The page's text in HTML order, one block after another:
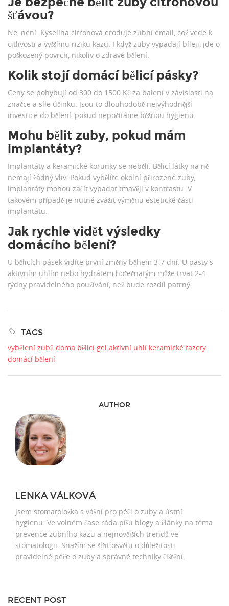
šťávou?
Ne, není. Kyselina citronová eroduje zubní email, což vede k
citlivosti a vyššímu riziku kazu. I když zuby vypadají bíleji, jde o
poškozený povrch, nikoliv o zdravé bělení.
Kolik stojí domácí bělicí pásky?
Ceny se pohybují od 300 do 1500 Kč za balení v závislosti na
značce a síle účinku. Jsou to dlouhodobě nejvýhodnější
investice do bělení, pokud nepočítáme běžnou hygienu.
Mohu bělit zuby, pokud mám
implantáty?
Implantáty a keramické korunky se nebělí. Bělicí látky na ně
nemají žádný vliv. Pokud vybělíte okolní přirozené zuby,
implantáty mohou začít vypadat tmavěji v kontrastu. V
takovém případě je nutné zvážit výměnu estetické části
implantátu.
Jak rychle vidět výsledky
domácího bělení?
U bělicích pásek vidíte první změny během 3-7 dní. U pasty s
aktivním uhlím nebo hydrátem hořečnatým může trvat 2-4
týdny pravidelného používání, než bude rozdíl patrný.
TAGS
vybělení zubů doma bělicí gel aktivní uhlí keramické fazety
domácí bělení
AUTHOR
LENKA VÁLKOVÁ
Jsem stomatoložka s vášní pro péči o zuby a ústní
hygienu. Ve volném čase ráda píšu blogy a články na téma
prevence zubního kazu a nejnovějších trendů ve
stomatologii. Snažím se šířit osvětu o důležitosti
pravidelné péče o zuby a správné techniky čištění.
RECENT POST